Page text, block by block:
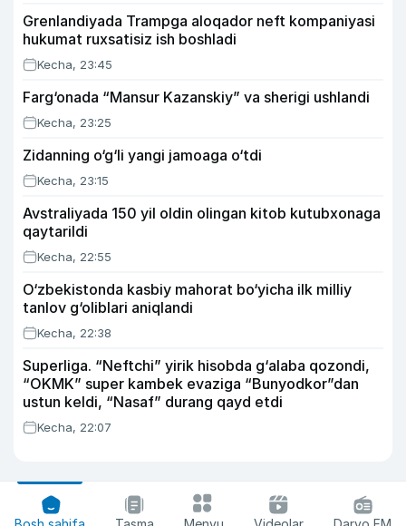
Grenlandiyada Trampga aloqador neft kompaniyasi
hukumat ruxsatisiz ish boshladi
Kecha, 23:45
Farg‘onada “Mansur Kazanskiy” va sherigi ushlandi
Kecha, 23:25
Zidanning o‘g‘li yangi jamoaga o‘tdi
Kecha, 23:15
Avstraliyada 150 yil oldin olingan kitob kutubxonaga
qaytarildi
Kecha, 22:55
O‘zbekistonda kasbiy mahorat bo‘yicha ilk milliy
tanlov g‘oliblari aniqlandi
Kecha, 22:38
Superliga. “Neftchi” yirik hisobda g‘alaba qozondi,
“OKMK” super kambek evaziga “Bunyodkor”dan
ustun keldi, “Nasaf” durang qayd etdi
Kecha, 22:07